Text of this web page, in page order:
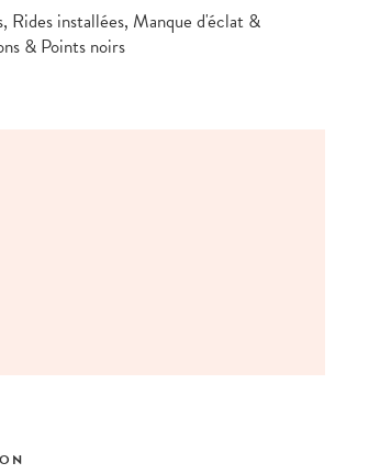
installées, Manque d'éclat &
& Points noirs